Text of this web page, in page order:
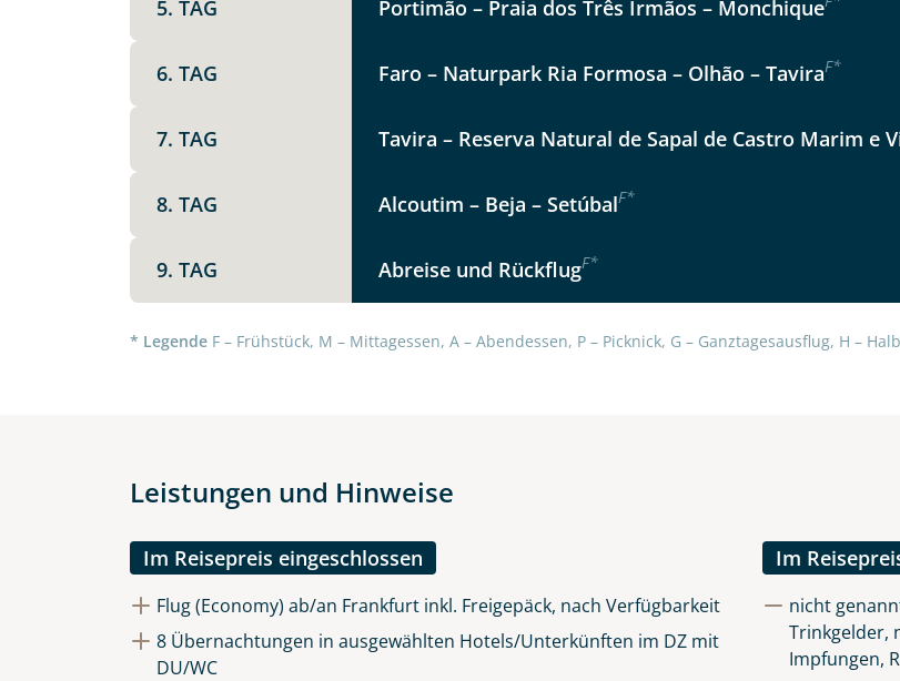
Telegram per E-Mail
Auswahl übernehmen
Auswahl übernehmen
5. TAG Portimão – Praia dos Três Irmãos – Monchique
6. TAG Faro – Naturpark Ria Formosa – Olhão – TaviraF*
7. TAG Tavira – Reserva Natural de Sapal de Castro Marim e
8. TAG Alcoutim – Beja – SetúbalF*
9. TAG Abreise und RückflugF*
* Legende F – Frühstück, M – Mittagessen, A – Abendessen, P – Picknick, G – Ganztagesausflug, H –
Leistungen und Hinweise
Im Reisepreis eingeschlossen
Flug (Economy) ab/an Frankfurt inkl. Freigepäck, nach Verfügbarkeit
8 Übernachtungen in ausgewählten Hotels/Unterkünften im DZ mit
DU/WC
Im
nicht
Trinkgelder,
Impfungen,
Option 1 Option 2
Weitere Informationen
Datenschutz & Transparenz ist uns sehr wichtig!
Die Anfrage wird via SSL verschlüsselt an unseren Server geschickt. Mit
Datenschutzerklärungund zur Kenntnis genommen und